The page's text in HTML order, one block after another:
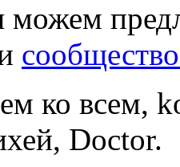
можем
ко всем,
Doctor.